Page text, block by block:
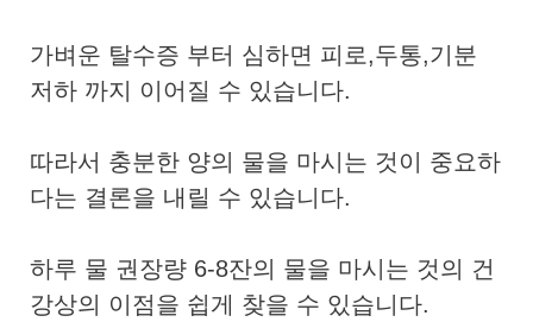
가벼운 탈수증 부터 심하면 피로,두통,기분
저하 까지 이어질 수 있습니다.
따라서 충분한 양의 물을 마시는 것이 중요하
다는 결론을 내릴 수 있습니다.
하루 물 권장량 6-8잔의 물을 마시는 것의 건
강상의 이점을 쉽게 찾을 수 있습니다.